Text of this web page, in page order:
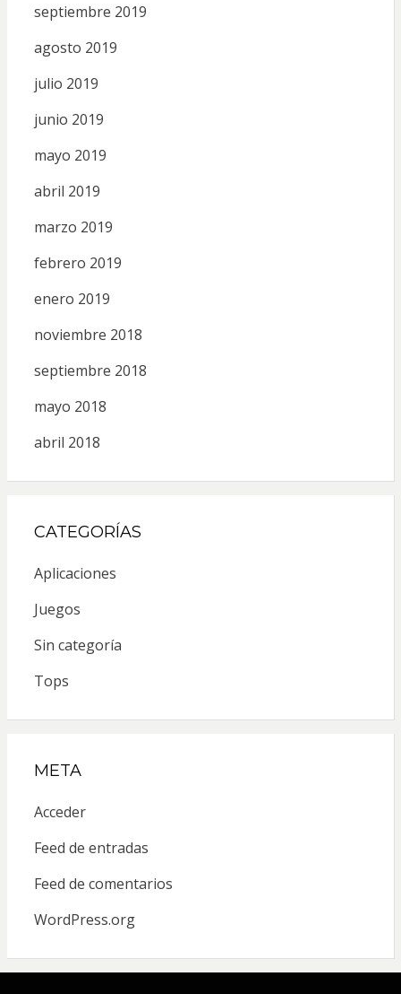
septiembre 2019
agosto 2019
julio 2019
junio 2019
mayo 2019
abril 2019
marzo 2019
febrero 2019
enero 2019
noviembre 2018
septiembre 2018
mayo 2018
abril 2018
CATEGORÍAS
Aplicaciones
Juegos
Sin categoría
Tops
META
Acceder
Feed de entradas
Feed de comentarios
WordPress.org